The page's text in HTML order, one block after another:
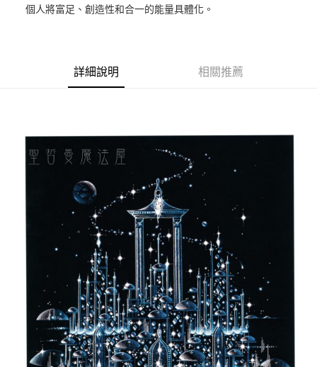
街口支付
每筆NT$80，滿NT$3,000(含以上)免運費
賣家宅配幫您送（台灣）
每筆NT$80，滿NT$3,000(含以上)免運費
郵局幫你送（離島）
每筆NT$80，滿NT$3,000(含以上)免運費
付款後門市自取
個人將富足、創造性和合一的能量具體化。
詳細說明 相關推薦